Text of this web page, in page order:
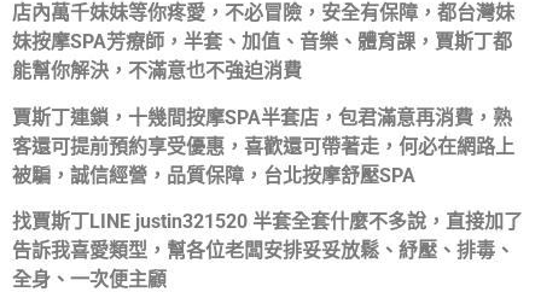
店內萬千妹妹等你疼愛，不必冒險，安全有保障，都台灣妹
妹按摩SPA芳療師，半套、加值、音樂、體育課，賈斯丁都
能幫你解決，不滿意也不強迫消費
賈斯丁連鎖，十幾間按摩SPA半套店，包君滿意再消費，熟
客還可提前預約享受優惠，喜歡還可帶著走，何必在網路上
被騙，誠信經營，品質保障，台北按摩舒壓SPA
找賈斯丁LINE justin321520 半套全套什麼不多說，直接加了
告訴我喜愛類型，幫各位老闆安排妥妥放鬆、紓壓、排毒、
全身、一次便主顧